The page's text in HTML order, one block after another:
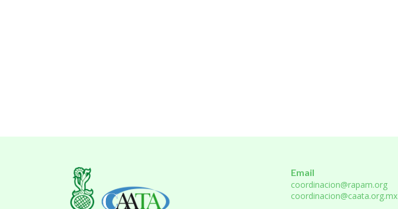
Email
coordinacion@rapam.org
coordinacion@caata.org.mx